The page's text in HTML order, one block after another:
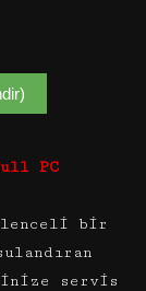
PC
bir
servis